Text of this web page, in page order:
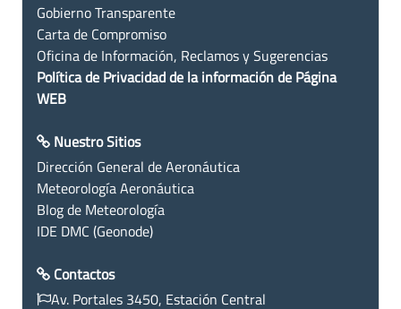
Gobierno Transparente
Carta de Compromiso
Oficina de Información, Reclamos y Sugerencias
Política de Privacidad de la información de Página
WEB
Nuestro Sitios
Dirección General de Aeronáutica
Meteorología Aeronáutica
Blog de Meteorología
IDE DMC (Geonode)
Contactos
Av. Portales 3450, Estación Central